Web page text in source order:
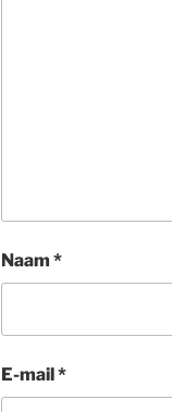
Naam *
E-mail*